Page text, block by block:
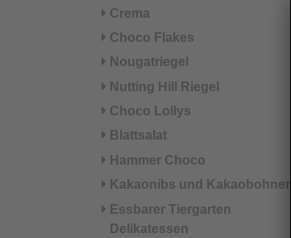
Crema
Choco Flakes
Nougatriegel
Nutting Hill Riegel
Choco Lollys
Blattsalat
Hammer Choco
Kakaonibs und Kakaobohnen
Essbarer Tiergarten
Delikatessen